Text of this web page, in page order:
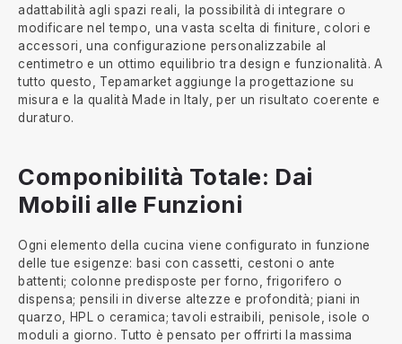
adattabilità agli spazi reali, la possibilità di integrare o
modificare nel tempo, una vasta scelta di finiture, colori e
accessori, una configurazione personalizzabile al
centimetro e un ottimo equilibrio tra design e funzionalità. A
tutto questo, Tepamarket aggiunge la progettazione su
misura e la qualità Made in Italy, per un risultato coerente e
duraturo.
Componibilità Totale: Dai
Mobili alle Funzioni
Ogni elemento della cucina viene configurato in funzione
delle tue esigenze: basi con cassetti, cestoni o ante
battenti; colonne predisposte per forno, frigorifero o
dispensa; pensili in diverse altezze e profondità; piani in
quarzo, HPL o ceramica; tavoli estraibili, penisole, isole o
moduli a giorno. Tutto è pensato per offrirti la massima